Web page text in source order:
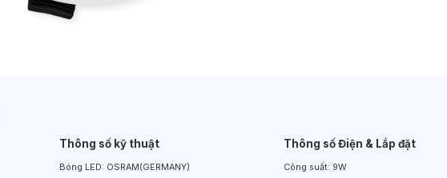
Thông số kỹ thuật
Bóng LED: OSRAM(GERMANY)
Thông số Điện & Lắp đặt
Công suất: 9W